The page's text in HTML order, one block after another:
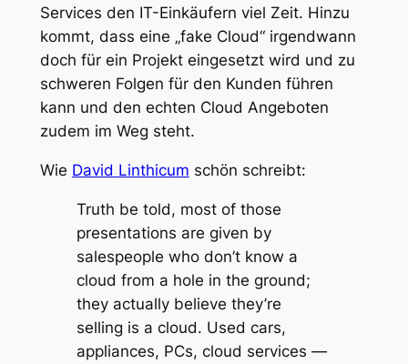
Services den IT-Einkäufern viel Zeit. Hinzu
kommt, dass eine „fake Cloud“ irgendwann
doch für ein Projekt eingesetzt wird und zu
schweren Folgen für den Kunden führen
kann und den echten Cloud Angeboten
zudem im Weg steht.
Wie David Linthicum schön schreibt:
Truth be told, most of those
presentations are given by
salespeople who don’t know a
cloud from a hole in the ground;
they actually believe they’re
selling is a cloud. Used cars,
appliances, PCs, cloud services —